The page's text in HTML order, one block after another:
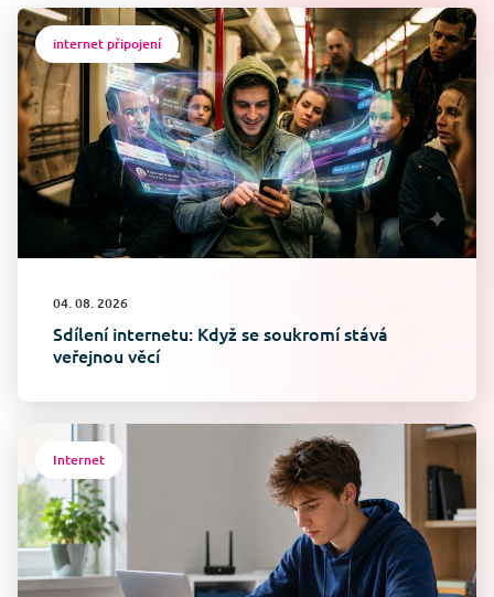
internet připojení
04. 08. 2026
Sdílení internetu: Když se soukromí stává
veřejnou věcí
Internet